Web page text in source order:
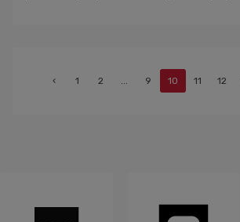
jeseň a zimu 2021 ...
‹ 1 2 ... 9 10 11 12